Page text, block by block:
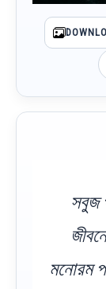
সবুজ
মনোরম